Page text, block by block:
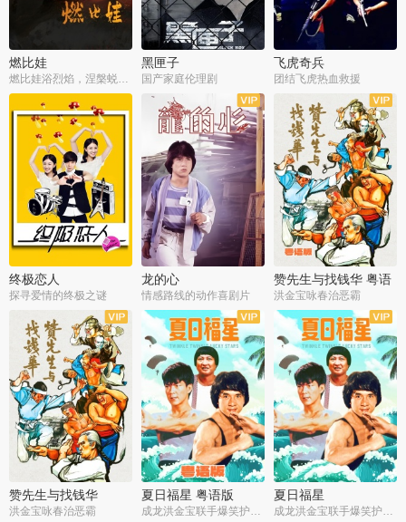
燃比娃
燃比娃浴烈焰，涅槃蜕变成人
黑匣子
国产家庭伦理剧
飞虎奇兵
团结飞虎热血救援
终极恋人
探寻爱情的终极之谜
龙的心
情感路线的动作喜剧片
赞先生与找钱华 粤语
版
洪金宝咏春治恶霸
赞先生与找钱华
洪金宝咏春治恶霸
夏日福星 粤语版
成龙洪金宝联手爆笑护美女
夏日福星
成龙洪金宝联手爆笑护美女